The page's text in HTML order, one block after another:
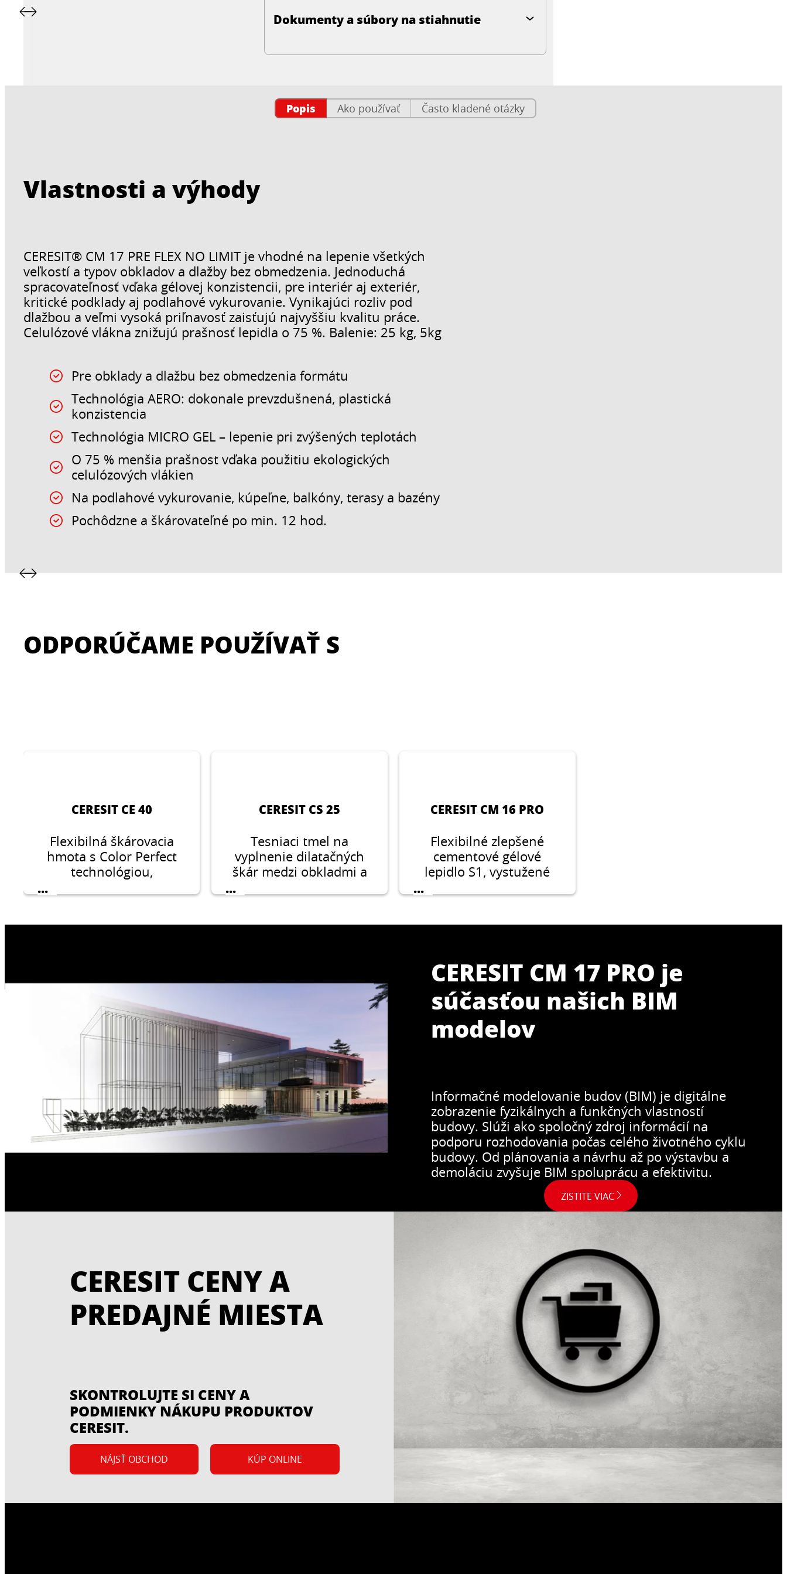
Dokumenty a súbory na stiahnutie
Popis Ako používať Často kladené otázky
Vlastnosti a výhody
CERESIT® CM 17 PRE FLEX NO LIMIT je vhodné na lepenie všetkých
veľkostí a typov obkladov a dlažby bez obmedzenia. Jednoduchá
spracovateľnosť vďaka gélovej konzistencii, pre interiér aj exteriér,
kritické podklady aj podlahové vykurovanie. Vynikajúci rozliv pod
dlažbou a veľmi vysoká priľnavosť zaisťujú najvyššiu kvalitu práce.
Celulózové vlákna znižujú prašnosť lepidla o 75 %. Balenie: 25 kg, 5kg
Pre obklady a dlažbu bez obmedzenia formátu
Technológia AERO: dokonale prevzdušnená, plastická
konzistencia
Technológia MICRO GEL – lepenie pri zvýšených teplotách
O 75 % menšia prašnost vďaka použitiu ekologických
celulózových vlákien
Na podlahové vykurovanie, kúpeľne, balkóny, terasy a bazény
Pochôdzne a škárovateľné po min. 12 hod.
ODPORÚČAME POUŽÍVAŤ S
CERESIT CE 40
Flexibilná škárovacia
hmota s Color Perfect
technológiou,
vodeodolná, flexibilná
škárovacia hmota na
...
CERESIT CS 25
Tesniaci tmel na
vyplnenie dilatačných
škár medzi obkladmi a
dlažbami v interiéri aj
exteriéri.
...
CERESIT CM 16 PRO
Flexibilné zlepšené
cementové gélové
lepidlo S1, vystužené
technológiou AERO.
...
CERESIT CM 17 PRO je
súčasťou našich BIM
modelov
Informačné modelovanie budov (BIM) je digitálne
zobrazenie fyzikálnych a funkčných vlastností
budovy. Slúži ako spoločný zdroj informácií na
podporu rozhodovania počas celého životného cyklu
budovy. Od plánovania a návrhu až po výstavbu a
demoláciu zvyšuje BIM spoluprácu a efektivitu.
ZISTITE VIAC
CERESIT CENY A
PREDAJNÉ MIESTA
SKONTROLUJTE SI CENY A
PODMIENKY NÁKUPU PRODUKTOV
CERESIT.
NÁJSŤ OBCHOD KÚP ONLINE